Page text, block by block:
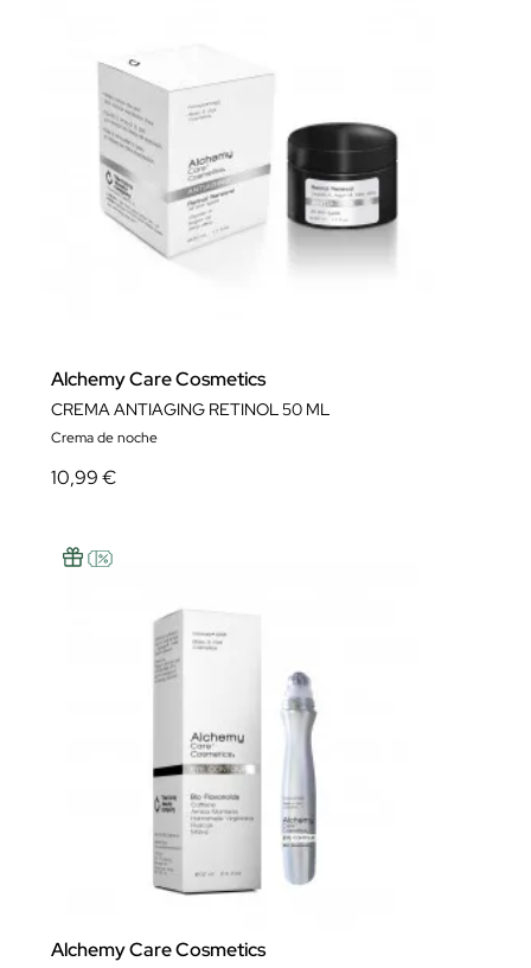
Alchemy Care Cosmetics
CREMA ANTIAGING RETINOL 50 ML
Crema de noche
10,99 €
Alchemy Care Cosmetics